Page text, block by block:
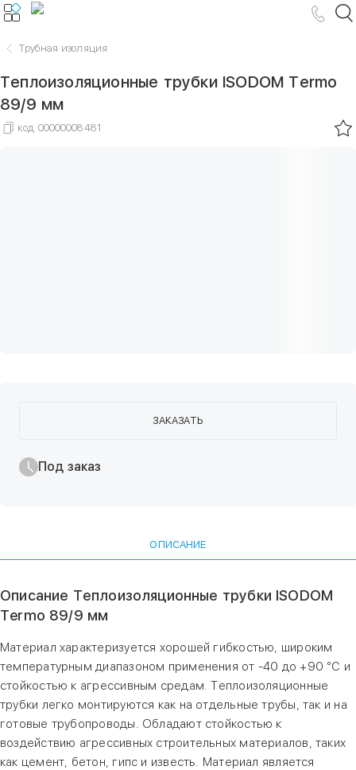
Трубная изоляция
Теплоизоляционные трубки ISODOM Termo
89/9 мм
код 00000008481
ЗАКАЗАТЬ
Под заказ
ОПИСАНИЕ
Описание Теплоизоляционные трубки ISODOM
Termo 89/9 мм
Материал характеризуется хорошей гибкостью, широким
температурным диапазоном применения от -40 до +90 °С и
стойкостью к агрессивным средам. Теплоизоляционные
трубки легко монтируются как на отдельные трубы, так и на
готовые трубопроводы. Обладают стойкостью к
воздействию агрессивных строительных материалов, таких
как цемент, бетон, гипс и известь. Материал является